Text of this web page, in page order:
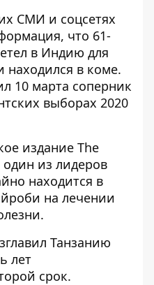
СМИ и соцсетях
что 61-
в Индию для
находился в коме.
10 марта соперник
выборах 2020
издание The
один из лидеров
находится в
на лечении
Танзанию
лет
срок.